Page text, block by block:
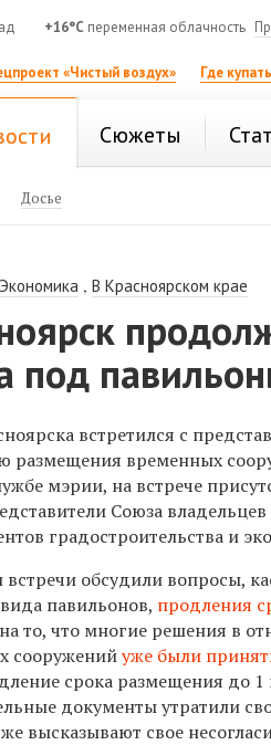
+16°C переменная облачность
«Чистый воздух» Где
Сюжеты
Досье
Экономика ,В Красноярском крае
под
встретился с
размещения временных
мэрии, на встрече
Союза
градостроительства и
встречи обсудили вопросы,
павильонов, продления
то, что многие решения в
сооруженийуже были
срока размещения до
документы утратили
высказывают свое